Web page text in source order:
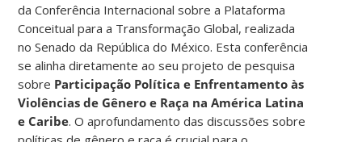
da Conferência Internacional sobre a Plataforma
Conceitual para a Transformação Global, realizada
no Senado da República do México. Esta conferência
se alinha diretamente ao seu projeto de pesquisa
sobre Participação Política e Enfrentamento às
Violências de Gênero e Raça na América Latina
e Caribe. O aprofundamento das discussões sobre